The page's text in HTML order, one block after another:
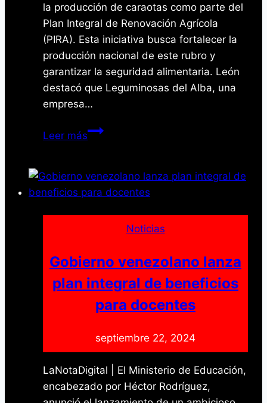
la producción de caraotas como parte del
Plan Integral de Renovación Agrícola
(PIRA). Esta iniciativa busca fortalecer la
producción nacional de este rubro y
garantizar la seguridad alimentaria. León
destacó que Leguminosas del Alba, una
empresa…
Leer másYaracuy
producción
de
Plan
Integral
de
Renovación
Noticias
Gobierno venezolano lanza
plan integral de beneficios
para docentes
septiembre 22, 2024
LaNotaDigital | El Ministerio de Educación,
encabezado por Héctor Rodríguez,